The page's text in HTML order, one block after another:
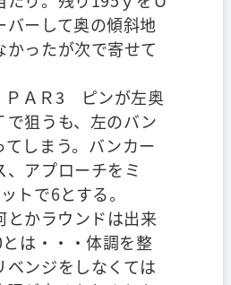
バーして奥の傾斜地
かったが次で寄せて
ＡＲ3 ピンが左奥
で狙うも、左のバン
てしまう。バンカー
、アプローチをミ
トで6とする。
かラウンドは出来
は・・・体調を整
ベンジをしなくては